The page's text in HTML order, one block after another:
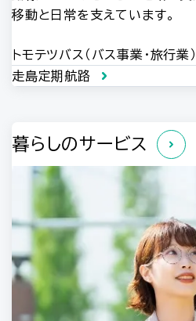
移動と日常を支えています。
トモテツバス（バス事業・旅行業）
走島定期航路
暮らしのサービス